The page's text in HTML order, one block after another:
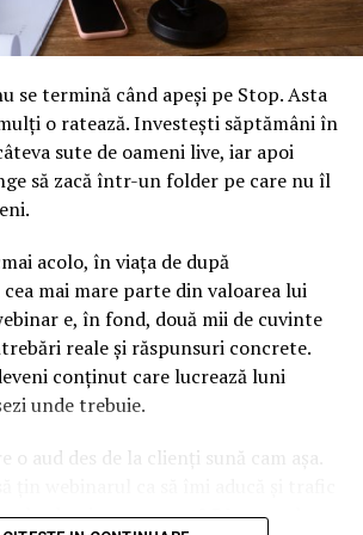
colaborarea cu el! (…) Să nu ne mai
că vocea lui reală îl avantaja pe
Victor Solomon, cu câțiva ani în urmă.
că nu au dreptate, Tavi
cam în aceeași perioadă, la show-ul
lui, nici un membru al juriului,
Loredana, Smiley și Marius
să întoarcă scaunul pentru a-l
nu ai avut emoție, așa cum e
meu, la concursul ăsta”, a
se termină când apeși pe Stop. Asta
o ratează. Investești săptămâni în
sute de oameni live, iar apoi
să zacă într-un folder pe care nu îl
acolo, în viața de după
mai mare parte din valoarea lui
e, în fond, două mii de cuvinte
reale și răspunsuri concrete.
conținut care lucrează luni
unde trebuie.
aud des de la clienți sună cam așa.
lead-uri pe moment? Răspunsul